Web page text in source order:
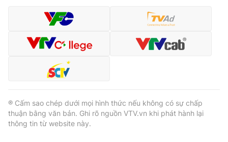
® Cấm sao chép dưới mọi hình thức nếu không có sự chấp
thuận bằng văn bản. Ghi rõ nguồn VTV.vn khi phát hành lại
thông tin từ website này.